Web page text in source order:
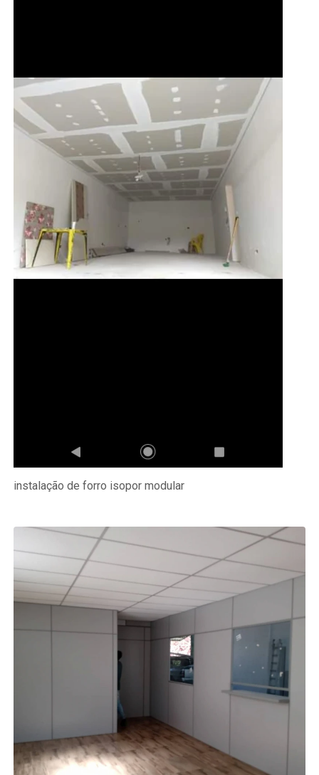
instalação de forro isopor modular